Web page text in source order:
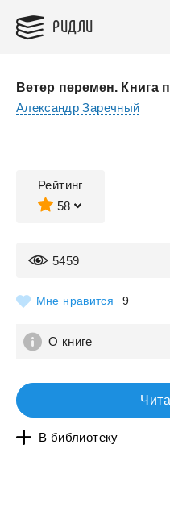
РИДЛИ
Ветер перемен. Книга
Александр Заречный
Рейтинг
58
5459
Мне нравится 9
О книге
В библиотеку